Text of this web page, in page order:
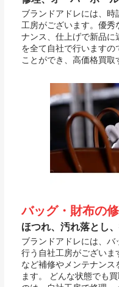
ブランドアドレには、
工房がございます。優
ナンス、仕上げで新品に
を全て自社で行いますの
ことができ、高価格買取
バッグ・財布の
ほつれ、汚れ落とし
ブランドアドレには、
行う自社工房がございま
など補修やメンテナン
ます。 どんな状態でも